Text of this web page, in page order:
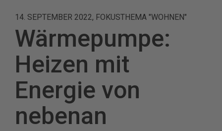
14. SEPTEMBER 2022, FOKUSTHEMA "WOHNEN"
Wärmepumpe:
Heizen mit
Energie von
nebenan